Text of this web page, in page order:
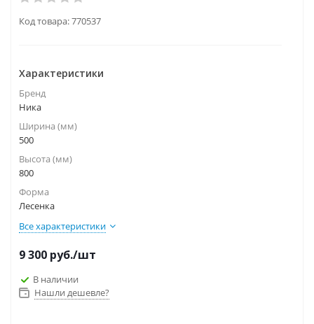
Код товара:770537
Характеристики
Бренд
Ника
Ширина (мм)
500
Высота (мм)
800
Форма
Лесенка
Все характеристики
9 300 руб./шт
В наличии
Нашли дешевле?